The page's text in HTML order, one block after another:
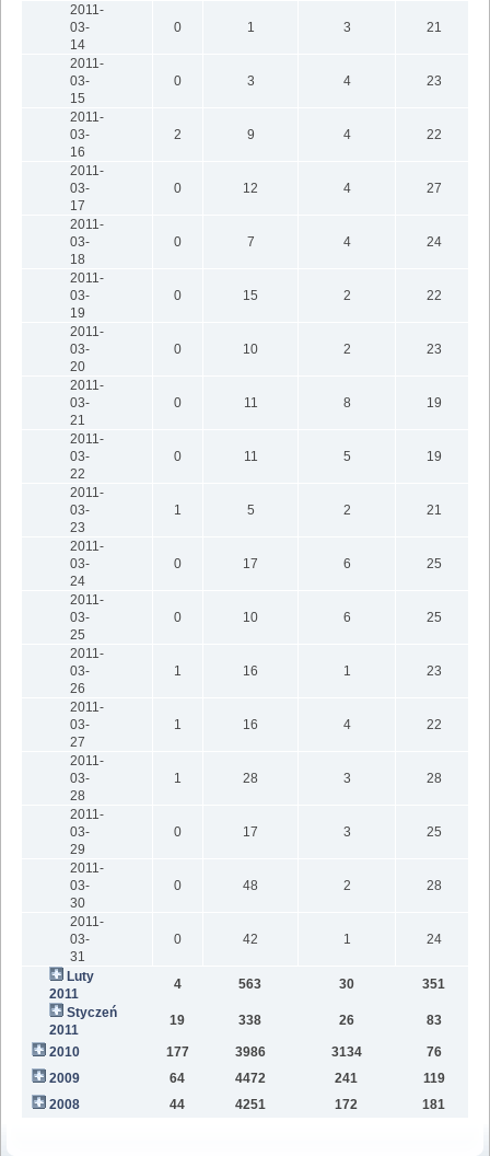
2011-
03-
14
0 1 3 21
2011-
03-
15
0 3 4 23
2011-
03-
16
2 9 4 22
2011-
03-
17
0 12 4 27
2011-
03-
18
0 7 4 24
2011-
03-
19
0 15 2 22
2011-
03-
20
0 10 2 23
2011-
03-
21
0 11 8 19
2011-
03-
22
0 11 5 19
2011-
03-
23
1 5 2 21
2011-
03-
24
0 17 6 25
2011-
03-
25
0 10 6 25
2011-
03-
26
1 16 1 23
2011-
03-
27
1 16 4 22
2011-
03-
28
1 28 3 28
2011-
03-
29
0 17 3 25
2011-
03-
30
0 48 2 28
2011-
03-
31
0 42 1 24
Luty
2011
4 563 30
351
Styczeń
2011
19 338 26 83
2010 177 3986 3134
76
2009
64 4472 241
119
2008
44 4251 172 181